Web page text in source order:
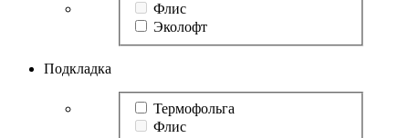
Флис
Эколофт
Подкладка
Термофольга
Флис